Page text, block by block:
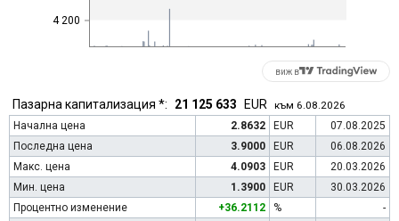
4 200
виж в
Пазарна капитализация *: 21 125 633 EUR към 6.08.2026
Начална цена
2.8632 EUR
07.08.2025
Последна цена
3.9000 EUR
06.08.2026
Макс. цена
4.0903 EUR
20.03.2026
Мин. цена
1.3900 EUR
30.03.2026
Процентно изменение
+36.2112 %
-